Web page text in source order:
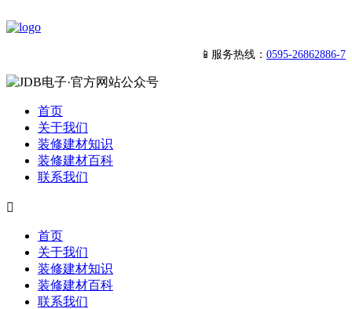
📱服务热线： 0595-26862886-7
首页
关于我们
装修建材知识
装修建材百科
联系我们

首页
关于我们
装修建材知识
装修建材百科
联系我们